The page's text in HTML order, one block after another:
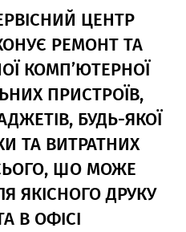
ЦЕНТР
РЕМОНТ ТА
КОМП’ЮТЕРНОЇ
ПРИСТРОЇВ,
БУДЬ-ЯКОЇ
ТА ВИТРАТНИХ
ЩО МОЖЕ
ЯКІСНОГО ДРУКУ
В ОФІСІ